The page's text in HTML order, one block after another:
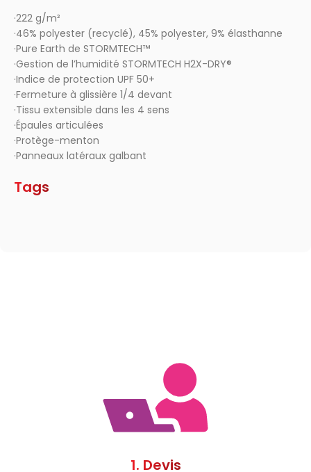
·222 g/m²
·46% polyester (recyclé), 45% polyester, 9% élasthanne
·Pure Earth de STORMTECH™
·Gestion de l’humidité STORMTECH H2X-DRY®
·Indice de protection UPF 50+
·Fermeture à glissière 1/4 devant
·Tissu extensible dans les 4 sens
·Épaules articulées
·Protège-menton
·Panneaux latéraux galbant
Tags
1. Devis